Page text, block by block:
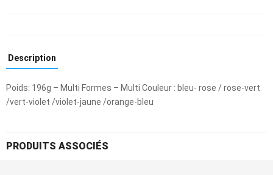
Description
Poids: 196g – Multi Formes – Multi Couleur : bleu- rose / rose-vert
/vert-violet /violet-jaune /orange-bleu
PRODUITS ASSOCIÉS